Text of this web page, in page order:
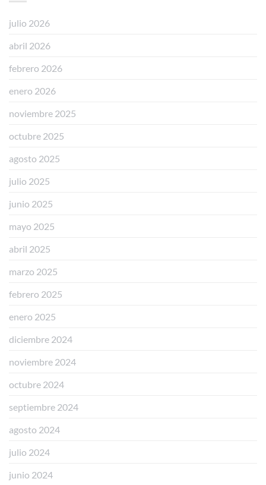
julio 2026
abril 2026
febrero 2026
enero 2026
noviembre 2025
octubre 2025
agosto 2025
julio 2025
junio 2025
mayo 2025
abril 2025
marzo 2025
febrero 2025
enero 2025
diciembre 2024
noviembre 2024
octubre 2024
septiembre 2024
agosto 2024
julio 2024
junio 2024